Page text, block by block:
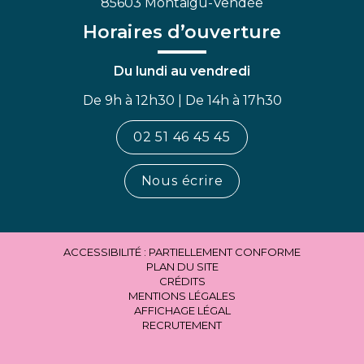
Horaires d’ouverture
Du lundi au vendredi
De 9h à 12h30 | De 14h à 17h30
02 51 46 45 45
Nous écrire
ACCESSIBILITÉ : PARTIELLEMENT CONFORME
PLAN DU SITE
CRÉDITS
MENTIONS LÉGALES
AFFICHAGE LÉGAL
RECRUTEMENT